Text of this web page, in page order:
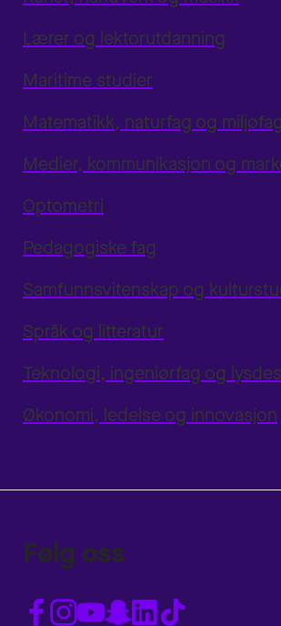
Lærer og lektorutdanning
Maritime studier
Matematikk, naturfag og miljøfag
Medier, kommunikasjon og
Optometri
Pedagogiske fag
Samfunnsvitenskap og
Språk og litteratur
Teknologi, ingeniørfag og
Økonomi, ledelse og innovasjon
Følg oss